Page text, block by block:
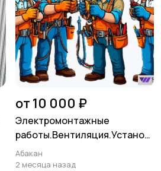
от 10 000 ₽
Электромонтажные
работы.Вентиляция.Установ
ка кондиционеров.
Абакан
2 месяца назад